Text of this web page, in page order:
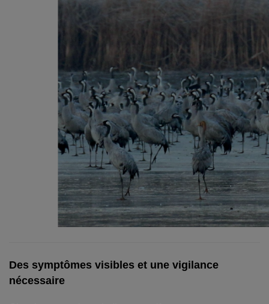
Des symptômes visibles et une vigilance
nécessaire